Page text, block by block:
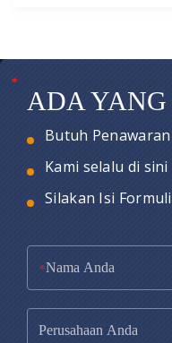
ADA
Butuh
Kami selalu di
Silakan Isi
*
*
*
*